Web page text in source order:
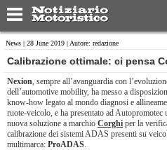
News | 28 June 2019 | Autore: redazione
Calibrazione ottimale: ci pensa
Nexion, sempre all’avanguardia con
dell’automotive mobility, ha messo a
know-how legato al mondo diagnosi e
ruote-veicolo, e ha presentato ad Autopromotec
nuova soluzione a marchio Corghi per la
calibrazione dei sistemi ADAS presenti su
multimarca: ProADAS.